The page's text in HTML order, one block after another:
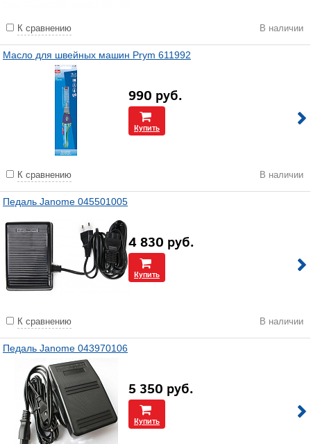
К сравнению В наличии
Масло для швейных машин Prym 611992
990 руб.
Купить
К сравнению В наличии
Педаль Janome 045501005
4 830 руб.
Купить
К сравнению В наличии
Педаль Janome 043970106
5 350 руб.
Купить